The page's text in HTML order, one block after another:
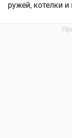
ружей, котелки